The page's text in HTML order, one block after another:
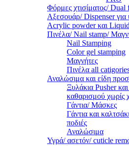
Φόρμες χτισίματος/
Αξεσουάρ/ Dispenser για
Acrylic powder και Liquid
Πινέλα/ Nail stamp/
Nail Stamping
Color gel stamping
Μαγνήτες
Πινέλα all
Αναλώσιμα και είδη
Ξυλάκια Pusher
καθαρισμού χωρίς
Γάντια/ Μάσκες
Γάντια και
ποδιές
Αναλώσιμα
Υγρά/ ασετόν/ cuticle